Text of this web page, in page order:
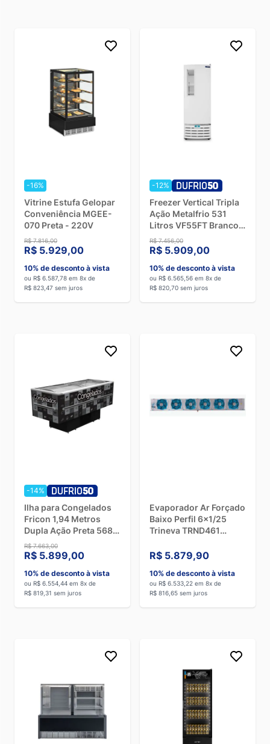
-16%
Vitrine Estufa Gelopar
Conveniência MGEE-
070 Preta - 220V
R$ 7.816,00
R$ 5.929,00
10% de desconto à vista
ou R$ 6.587,78 em 8x de
R$ 823,47 sem juros
-12%
Freezer Vertical Tripla
Ação Metalfrio 531
Litros VF55FT Branco -
127V
R$ 7.456,00
R$ 5.909,00
10% de desconto à vista
ou R$ 6.565,56 em 8x de
R$ 820,70 sem juros
-14%
Ilha para Congelados
Fricon 1,94 Metros
Dupla Ação Preta 568
Litros ICED568-2V030
- 220V
R$ 7.663,00
R$ 5.899,00
10% de desconto à vista
ou R$ 6.554,44 em 8x de
R$ 819,31 sem juros
Evaporador Ar Forçado
Baixo Perfil 6x1/25
Trineva TRND461
R$ 5.879,90
10% de desconto à vista
ou R$ 6.533,22 em 8x de
R$ 816,65 sem juros